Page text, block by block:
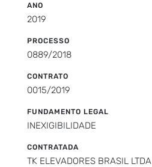
ANO
2019
PROCESSO
0889/2018
CONTRATO
0015/2019
FUNDAMENTO LEGAL
INEXIGIBILIDADE
CONTRATADA
TK ELEVADORES BRASIL LTDA